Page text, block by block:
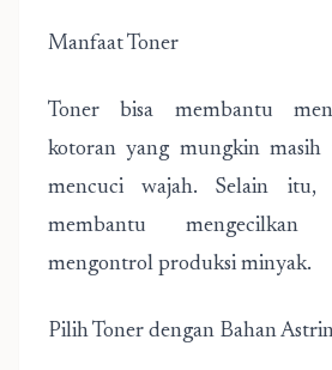
Manfaat Toner
Toner bisa membantu
kotoran yang mungkin masih
mencuci wajah. Selain
membantu
mengontrol produksi minyak.
Pilih Toner dengan Bahan